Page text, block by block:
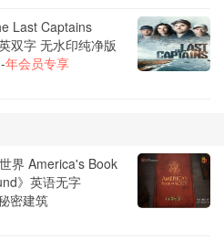
Last Captains
双字 无水印纯净版
年会员专享
界 America's Book
》英语无字
密建筑